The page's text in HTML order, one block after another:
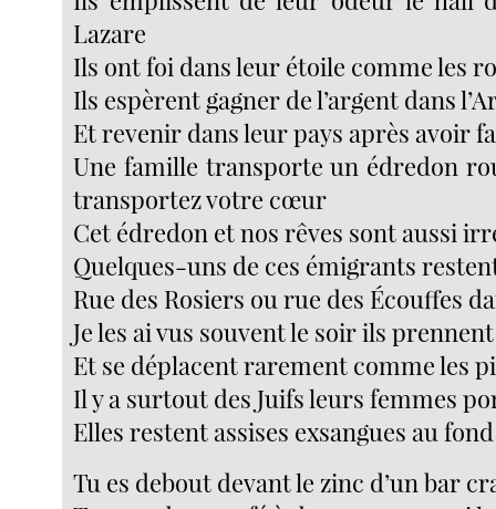
Lazare
Ils ont foi dans leur étoile comme les
Ils espèrent gagner de l’argent dans
Et revenir dans leur pays après avoir
Une famille transporte un édredon
transportez votre cœur
Cet édredon et nos rêves sont aussi
Quelques-uns de ces émigrants
Rue des Rosiers ou rue des Écouffes
Je les ai vus souvent le soir ils
Et se déplacent rarement comme les
Il y a surtout des Juifs leurs femmes
Elles restent assises exsangues au
Tu es debout devant le zinc d’un bar